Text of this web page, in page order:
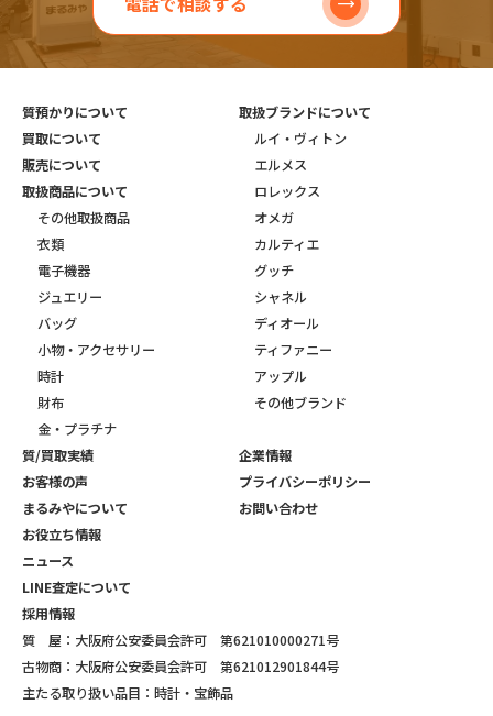
質預かりについて
買取について
販売について
取扱商品について
その他取扱商品
衣類
電子機器
ジュエリー
バッグ
小物・アクセサリー
時計
財布
金・プラチナ
取扱ブランドについて
ルイ・ヴィトン
エルメス
ロレックス
オメガ
カルティエ
グッチ
シャネル
ディオール
ティファニー
アップル
その他ブランド
質/買取実績
お客様の声
まるみやについて
お役立ち情報
ニュース
LINE査定について
採用情報
企業情報
プライバシーポリシー
お問い合わせ
質 屋：大阪府公安委員会許可 第621010000271号
古物商：大阪府公安委員会許可 第621012901844号
主たる取り扱い品目：時計・宝飾品